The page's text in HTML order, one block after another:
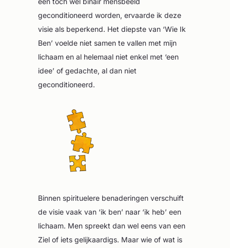
geconditioneerd worden, ervaarde ik deze
visie als beperkend. Het diepste van ‘Wie Ik
Ben’ voelde niet samen te vallen met mijn
lichaam en al helemaal niet enkel met ‘een
idee’ of gedachte, al dan niet
geconditioneerd.
Binnen spirituelere benaderingen verschuift
de visie vaak van ‘ik ben’ naar ‘ik heb’ een
lichaam. Men spreekt dan wel eens van een
Ziel of iets gelijkaardigs. Maar wie of wat is